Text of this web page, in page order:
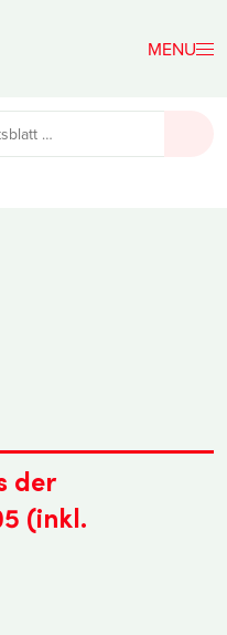
der
(inkl.